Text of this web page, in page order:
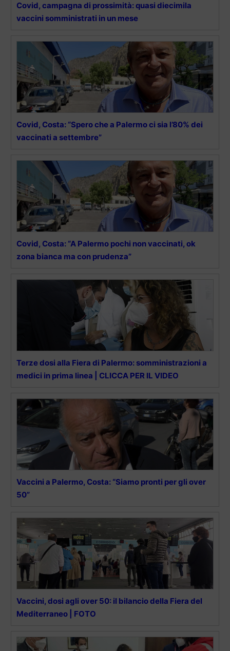
Covid, campagna di prossimità: quasi diecimila
vaccini somministrati in un mese
Covid, Costa: “Spero che a Palermo ci sia l’80% dei
vaccinati a settembre”
Covid, Costa: “A Palermo pochi non vaccinati, ok
zona bianca ma con prudenza”
Terze dosi alla Fiera di Palermo: somministrazioni a
medici in prima linea | CLICCA PER IL VIDEO
Vaccini a Palermo, Costa: “Siamo pronti per gli over
50”
Vaccini, dosi agli over 50: il bilancio della Fiera del
Mediterraneo | FOTO